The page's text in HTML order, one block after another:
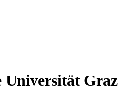
Universität Graz